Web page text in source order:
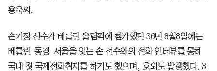
용욱씨.
손기정 선수가 베를린 올림픽에 참가했던 36년 8월8일에는
베를린-동경-서울을 잇는 손 선수와의 전화 인터뷰를 통해
국내 첫 국제전화취재를 하기도 했으며, 호외도 발행했다. 3